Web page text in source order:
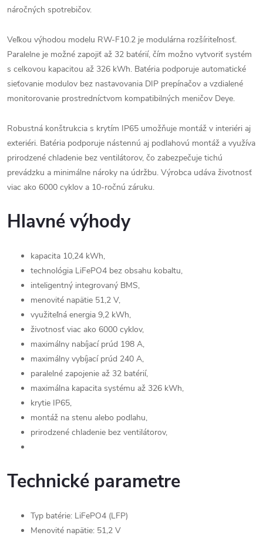
náročných spotrebičov.
Veľkou výhodou modelu RW-F10.2 je modulárna rozšíriteľnosť.
Paralelne je možné zapojiť až 32 batérií, čím možno vytvoriť systém
s celkovou kapacitou až 326 kWh. Batéria podporuje automatické
sieťovanie modulov bez nastavovania DIP prepínačov a vzdialené
monitorovanie prostredníctvom kompatibilných meničov Deye.
Robustná konštrukcia s krytím IP65 umožňuje montáž v interiéri aj
exteriéri. Batéria podporuje nástennú aj podlahovú montáž a využíva
prirodzené chladenie bez ventilátorov, čo zabezpečuje tichú
prevádzku a minimálne nároky na údržbu. Výrobca udáva životnosť
viac ako 6000 cyklov a 10-ročnú záruku.
Hlavné výhody
kapacita 10,24 kWh,
technológia LiFePO4 bez obsahu kobaltu,
inteligentný integrovaný BMS,
menovité napätie 51,2 V,
využiteľná energia 9,2 kWh,
životnosť viac ako 6000 cyklov,
maximálny nabíjací prúd 198 A,
maximálny vybíjací prúd 240 A,
paralelné zapojenie až 32 batérií,
maximálna kapacita systému až 326 kWh,
krytie IP65,
montáž na stenu alebo podlahu,
prirodzené chladenie bez ventilátorov,
Technické parametre
Typ batérie: LiFePO4 (LFP)
Menovité napätie: 51,2 V